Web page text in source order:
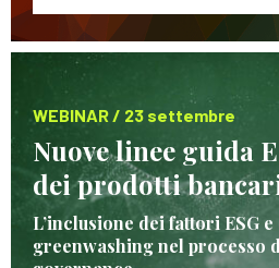
WEBINAR / 23 settembre
Nuove linee guida
dei prodotti
L’inclusione dei fattori ESG
greenwashing nel processo